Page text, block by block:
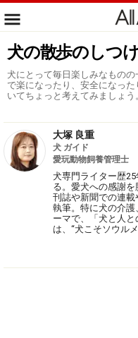
犬の散歩のしつけ
犬にとって毎日楽しみなもの
で楽になったり、安全になっ
いてちょっと考えてみましょう
大塚 良重
犬 ガイド
愛玩動物飼養管理士
犬専門ライター歴
る。愛犬への感謝
刊誌や新聞での連
執筆。特に犬の介
ーマで、「犬と人
は、“犬こそソウルメ